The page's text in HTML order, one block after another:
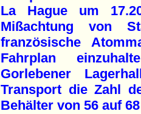
La Hague um
Mißachtung von
französische
Fahrplan
Gorlebener
Transport die Zahl
Behälter von 56 auf